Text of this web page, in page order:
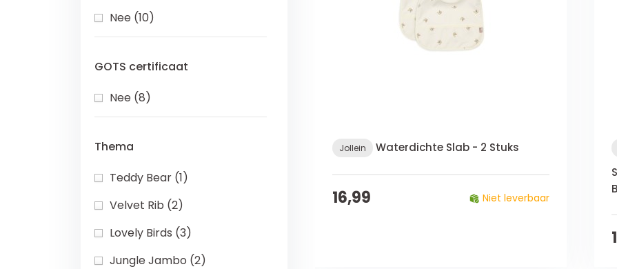
Nee (10)
GOTS certificaat
Nee (8)
Thema
Teddy Bear (1)
Velvet Rib (2)
Lovely Birds (3)
Jungle Jambo (2)
Jollein Waterdichte Slab - 2 Stuks
16,99 Niet leverbaar